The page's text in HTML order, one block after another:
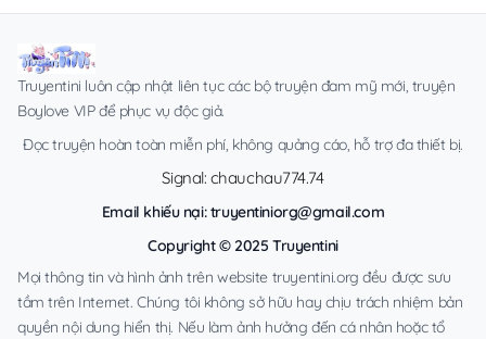
Truyentini luôn cập nhật liên tục các bộ truyện đam mỹ mới, truyện
Boylove VIP để phục vụ độc giả.
Đọc truyện hoàn toàn miễn phí, không quảng cáo, hỗ trợ đa thiết bị.
Signal: chauchau774.74
Email khiếu nại:truyentiniorg@gmail.com
Copyright © 2025 Truyentini
Mọi thông tin và hình ảnh trên website truyentini.org đều được sưu
tầm trên Internet. Chúng tôi không sở hữu hay chịu trách nhiệm bản
quyền nội dung hiển thị. Nếu làm ảnh hưởng đến cá nhân hoặc tổ